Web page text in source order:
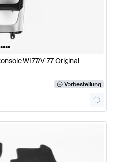
••••
W177/V177 Original
Vorbestellung